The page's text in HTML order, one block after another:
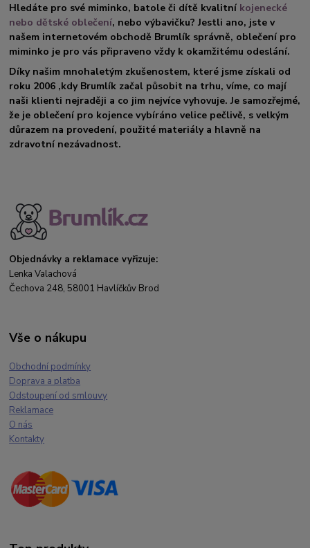
Hledáte pro své miminko, batole či dítě kvalitní kojenecké
nebo dětské oblečení, nebo výbavičku? Jestli ano, jste v
našem internetovém obchodě Brumlík správně, oblečení pro
miminko je pro vás připraveno vždy k okamžitému odeslání.
Díky našim mnohaletým zkušenostem, které jsme získali od
roku 2006 ,kdy Brumlík začal působit na trhu, víme, co mají
naši klienti nejraději a co jim nejvíce vyhovuje. Je samozřejmé,
že je oblečení pro kojence vybíráno velice pečlivě, s velkým
důrazem na provedení, použité materiály a hlavně na
zdravotní nezávadnost.
Objednávky a reklamace vyřizuje:
Lenka Valachová
Čechova 248, 58001 Havlíčkův Brod
Vše o nákupu
Obchodní podmínky
Doprava a platba
Odstoupení od smlouvy
Reklamace
O nás
Kontakty